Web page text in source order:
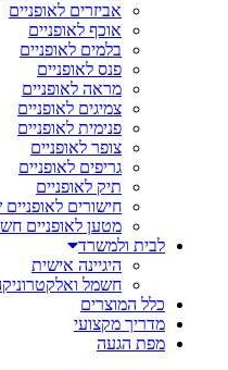
אביזרים לאופניים
אוכף לאופניים
בלמים לאופניים
פנס לאופניים
מראה לאופניים
צמיגים לאופניים
פנימית לאופניים
צופר לאופניים
גריפים לאופניים
תיק לאופניים
חישורים
מטען לאופניים
לבית ולמשרד
היגיינה אישית
חשמל
כלל המוצרים
מדריך מקצועי
מפת הגעה